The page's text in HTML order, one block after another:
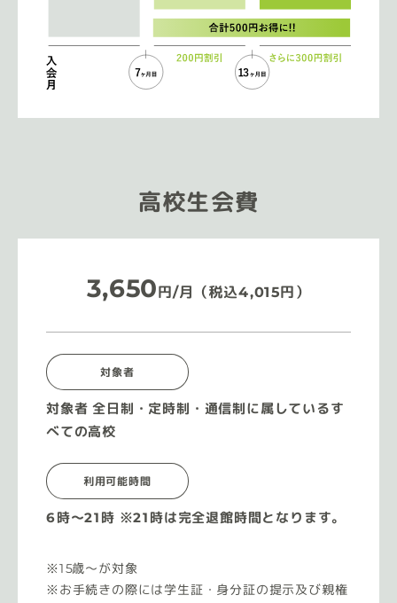
高校生会費
3,650円/月（税込4,015円）
対象者
対象者 全日制・定時制・通信制に属しているす
べての高校
利用可能時間
6時〜21時 ※21時は完全退館時間となります。
15歳〜が対象
お手続きの際には学生証・身分証の提示及び親権